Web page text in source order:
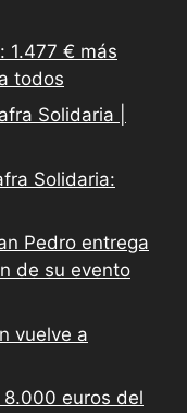
1.477 € más
todos
Solidaria |
Solidaria:
Pedro entrega
de su evento
vuelve a
euros del